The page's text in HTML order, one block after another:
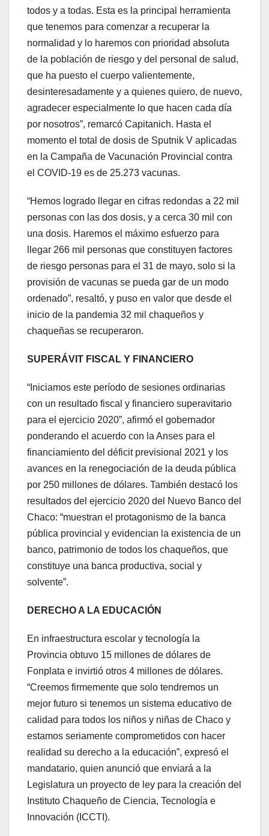
todos y a todas. Esta es la principal herramienta
que tenemos para comenzar a recuperar la
normalidad y lo haremos con prioridad absoluta
de la población de riesgo y del personal de salud,
que ha puesto el cuerpo valientemente,
desinteresadamente y a quienes quiero, de nuevo,
agradecer especialmente lo que hacen cada día
por nosotros”, remarcó Capitanich. Hasta el
momento el total de dosis de Sputnik V aplicadas
en la Campaña de Vacunación Provincial contra
el COVID-19 es de 25.273 vacunas.
“Hemos logrado llegar en cifras redondas a 22 mil
personas con las dos dosis, y a cerca 30 mil con
una dosis. Haremos el máximo esfuerzo para
llegar 266 mil personas que constituyen factores
de riesgo personas para el 31 de mayo, solo si la
provisión de vacunas se pueda gar de un modo
ordenado”, resaltó, y puso en valor que desde el
inicio de la pandemia 32 mil chaqueños y
chaqueñas se recuperaron.
SUPERÁVIT FISCAL Y FINANCIERO
“Iniciamos este período de sesiones ordinarias
con un resultado fiscal y financiero superavitario
para el ejercicio 2020”, afirmó el gobernador
ponderando el acuerdo con la Anses para el
financiamiento del déficit previsional 2021 y los
avances en la renegociación de la deuda pública
por 250 millones de dólares. También destacó los
resultados del ejercicio 2020 del Nuevo Banco del
Chaco: “muestran el protagonismo de la banca
pública provincial y evidencian la existencia de un
banco, patrimonio de todos los chaqueños, que
constituye una banca productiva, social y
solvente”.
DERECHO A LA EDUCACIÓN
En infraestructura escolar y tecnología la
Provincia obtuvo 15 millones de dólares de
Fonplata e invirtió otros 4 millones de dólares.
“Creemos firmemente que solo tendremos un
mejor futuro si tenemos un sistema educativo de
calidad para todos los niños y niñas de Chaco y
estamos seriamente comprometidos con hacer
realidad su derecho a la educación”, expresó el
mandatario, quien anunció que enviará a la
Legislatura un proyecto de ley para la creación del
Instituto Chaqueño de Ciencia, Tecnología e
Innovación (ICCTI).